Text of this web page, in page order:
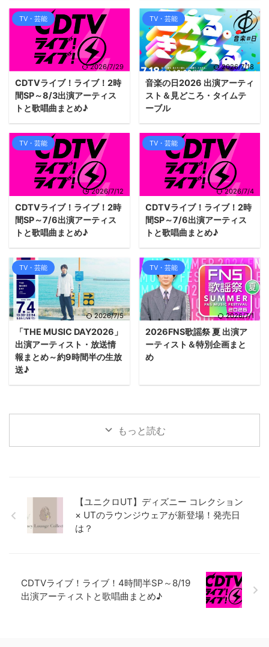
TV・芸能
2026/7/29
CDTVライブ！ライブ！2時
間SP～8/3出演アーティス
トと歌唱曲まとめ♪
TV・芸能
2026/7/18
音楽の日2026 出演アーティ
スト＆見どころ・タイムテ
ーブル
TV・芸能
2026/7/12
CDTVライブ！ライブ！2時
間SP～7/6出演アーティス
トと歌唱曲まとめ♪
TV・芸能
2026/7/4
CDTVライブ！ライブ！2時
間SP～7/6出演アーティス
トと歌唱曲まとめ♪
TV・芸能
2026/7/5
「THE MUSIC DAY2026」
出演アーティスト・放送情
報まとめ～約9時間半の生放
送♪
TV・芸能
2026/7/1
2026FNS歌謡祭 夏 出演ア
ーティスト＆特別企画まと
め
もっと読む
【ユニクロUT】ディズニー コレクション
× UTのラウンジウェアが新登場！発売日
は？
CDTVライブ！ライブ！4時間半SP～8/19
出演アーティストと歌唱曲まとめ♪